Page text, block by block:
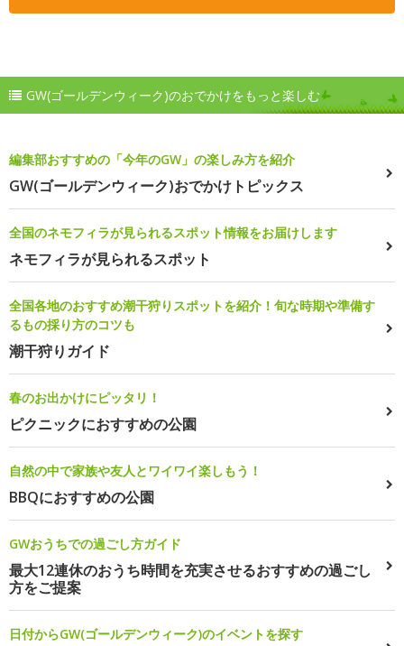
GW(ゴールデンウィーク)のおでかけをもっと楽しむ
編集部おすすめの「今年のGW」の楽しみ方を紹介
GW(ゴールデンウィーク)おでかけトピックス
全国のネモフィラが見られるスポット情報をお届けします
ネモフィラが見られるスポット
全国各地のおすすめ潮干狩りスポットを紹介！旬な時期や準備す
るもの採り方のコツも
潮干狩りガイド
春のお出かけにピッタリ！
ピクニックにおすすめの公園
自然の中で家族や友人とワイワイ楽しもう！
BBQにおすすめの公園
GWおうちでの過ごし方ガイド
最大12連休のおうち時間を充実させるおすすめの過ごし
方をご提案
日付からGW(ゴールデンウィーク)のイベントを探す